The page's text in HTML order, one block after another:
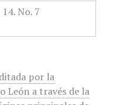
por la
León a través de la